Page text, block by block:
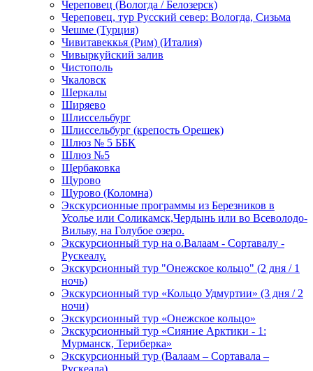
Череповец (Вологда / Белозерск)
Череповец, тур Русский север: Вологда, Сизьма
Чешме (Турция)
Чивитавеккья (Рим) (Италия)
Чивыркуйский залив
Чистополь
Чкаловск
Шеркалы
Ширяево
Шлиссельбург
Шлиссельбург (крепость Орешек)
Шлюз № 5 ББК
Шлюз №5
Щербаковка
Щурово
Щурово (Коломна)
Экскурсионные программы из Березников в
Усолье или Соликамск,Чердынь или во Всеволодо-
Вильву, на Голубое озеро.
Экскурсионный тур на о.Валаам - Сортавалу -
Рускеалу.
Экскурсионный тур "Онежское кольцо" (2 дня / 1
ночь)
Экскурсионный тур «Кольцо Удмуртии» (3 дня / 2
ночи)
Экскурсионный тур «Онежское кольцо»
Экскурсионный тур «Сияние Арктики - 1:
Мурманск, Териберка»
Экскурсионный тур (Валаам – Сортавала –
Рускеала)